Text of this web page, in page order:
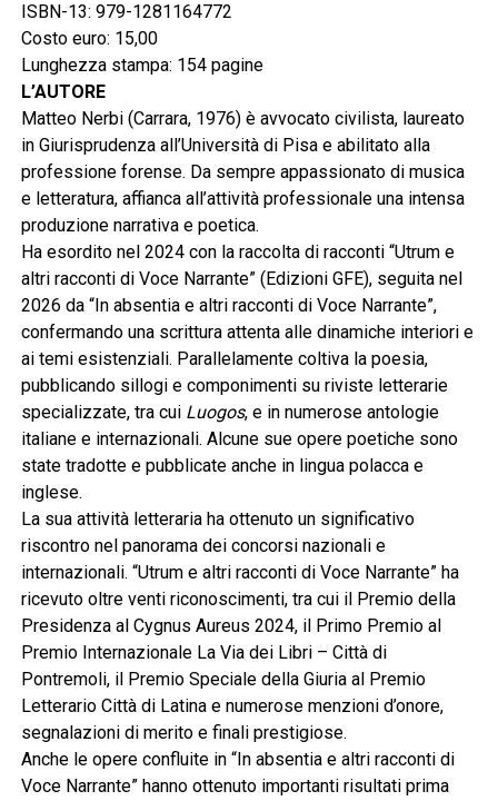
ISBN-13: 979-1281164772
Costo euro: 15,00
Lunghezza stampa: 154 pagine
L’AUTORE
Matteo Nerbi (Carrara, 1976) è avvocato civilista, laureato
in Giurisprudenza all’Università di Pisa e abilitato alla
professione forense. Da sempre appassionato di musica
e letteratura, affianca all’attività professionale una intensa
produzione narrativa e poetica.
Ha esordito nel 2024 con la raccolta di racconti “Utrum e
altri racconti di Voce Narrante” (Edizioni GFE), seguita nel
2026 da “In absentia e altri racconti di Voce Narrante”,
confermando una scrittura attenta alle dinamiche interiori e
ai temi esistenziali. Parallelamente coltiva la poesia,
pubblicando sillogi e componimenti su riviste letterarie
specializzate, tra cui Luogos, e in numerose antologie
italiane e internazionali. Alcune sue opere poetiche sono
state tradotte e pubblicate anche in lingua polacca e
inglese.
La sua attività letteraria ha ottenuto un significativo
riscontro nel panorama dei concorsi nazionali e
internazionali. “Utrum e altri racconti di Voce Narrante” ha
ricevuto oltre venti riconoscimenti, tra cui il Premio della
Presidenza al Cygnus Aureus 2024, il Primo Premio al
Premio Internazionale La Via dei Libri – Città di
Pontremoli, il Premio Speciale della Giuria al Premio
Letterario Città di Latina e numerose menzioni d’onore,
segnalazioni di merito e finali prestigiose.
Anche le opere confluite in “In absentia e altri racconti di
Voce Narrante” hanno ottenuto importanti risultati prima